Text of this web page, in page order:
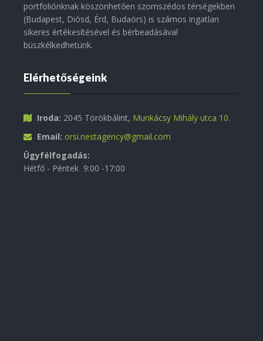
portfoliónknak köszönhetően szomszédos térségekben
(Budapest, Diósd, Érd, Budaörs) is számos ingatlan
sikeres értékesítésével és bérbeadásával
büszkélkedhetünk.
Elérhetőségeink
Iroda: 2045 Törökbálint, Munkácsy Mihály utca 10.
Email: orsi.nestagency@gmail.com
Ügyfélfogadás:
Hétfő - Péntek 9:00 -17:00